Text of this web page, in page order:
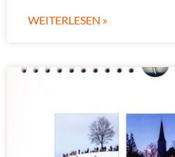
WEITERLESEN »